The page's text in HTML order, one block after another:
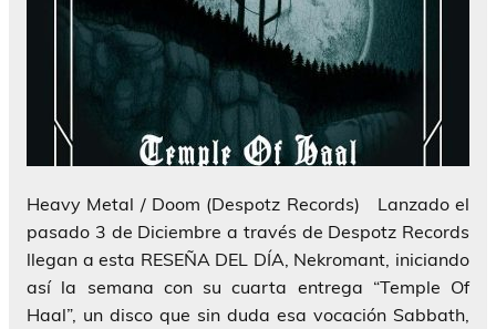
Heavy Metal / Doom (Despotz Records) Lanzado el
pasado 3 de Diciembre a través de Despotz Records
llegan a esta RESEÑA DEL DÍA, Nekromant, iniciando
así la semana con su cuarta entrega “Temple Of
Haal”, un disco que sin duda esa vocación Sabbath,